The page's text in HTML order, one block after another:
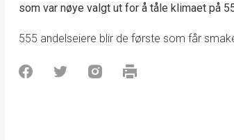
som var nøye valgt ut for å tåle klimaet på
555 andelseiere blir de første som får